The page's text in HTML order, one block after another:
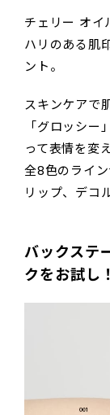
チェリー オイ
ハリのある肌
ント。
スキンケアで
「グロッシー
って表情を変
全8色のライ
リップ、デコ
バックステ
クをお試し！